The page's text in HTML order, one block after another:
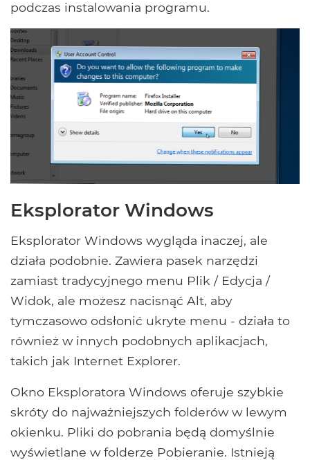
podczas instalowania programu.
Eksplorator Windows
Eksplorator Windows wygląda inaczej, ale
działa podobnie. Zawiera pasek narzędzi
zamiast tradycyjnego menu Plik / Edycja /
Widok, ale możesz nacisnąć Alt, aby
tymczasowo odsłonić ukryte menu - działa to
również w innych podobnych aplikacjach,
takich jak Internet Explorer.
Okno Eksploratora Windows oferuje szybkie
skróty do najważniejszych folderów w lewym
okienku. Pliki do pobrania będą domyślnie
wyświetlane w folderze Pobieranie. Istnieją